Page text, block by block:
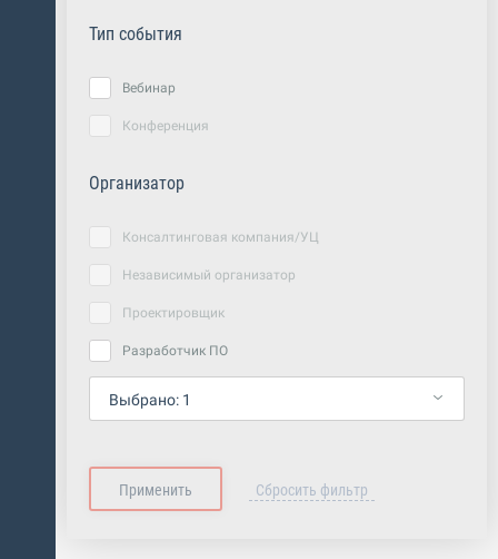
Тип события
Вебинар
Конференция
Организатор
Консалтинговая компания/УЦ
Независимый организатор
Проектировщик
Разработчик ПО
Выбрано: 1